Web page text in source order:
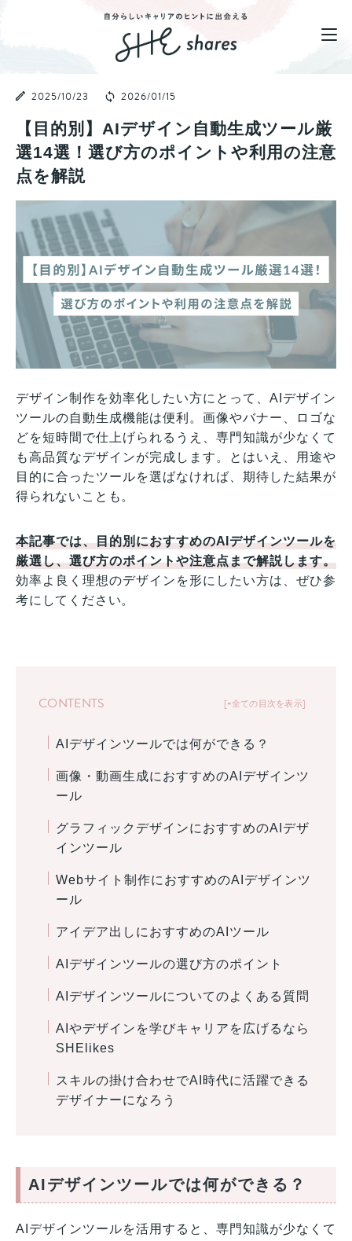
2025/10/23 2026/01/15
【目的別】AIデザイン自動生成ツール厳
選14選！選び方のポイントや利用の注意
点を解説
デザイン制作を効率化したい方にとって、AIデザイン
ツールの自動生成機能は便利。画像やバナー、ロゴな
どを短時間で仕上げられるうえ、専門知識が少なくて
も高品質なデザインが完成します。とはいえ、用途や
目的に合ったツールを選ばなければ、期待した結果が
得られないことも。
本記事では、目的別におすすめのAIデザインツールを
厳選し、選び方のポイントや注意点まで解説します。
効率よ良く理想のデザインを形にしたい方は、ぜひ参
考にしてください。
+全ての目次を表示
CONTENTS
AIデザインツールでは何ができる？
画像・動画生成におすすめのAIデザインツ
ール
グラフィックデザインにおすすめのAIデザ
インツール
Webサイト制作におすすめのAIデザインツ
ール
アイデア出しにおすすめのAIツール
AIデザインツールの選び方のポイント
AIデザインツールについてのよくある質問
AIやデザインを学びキャリアを広げるなら
SHElikes
スキルの掛け合わせでAI時代に活躍できる
デザイナーになろう
AIデザインツールでは何ができる？
AIデザインツールを活用すると、専門知識が少なくて